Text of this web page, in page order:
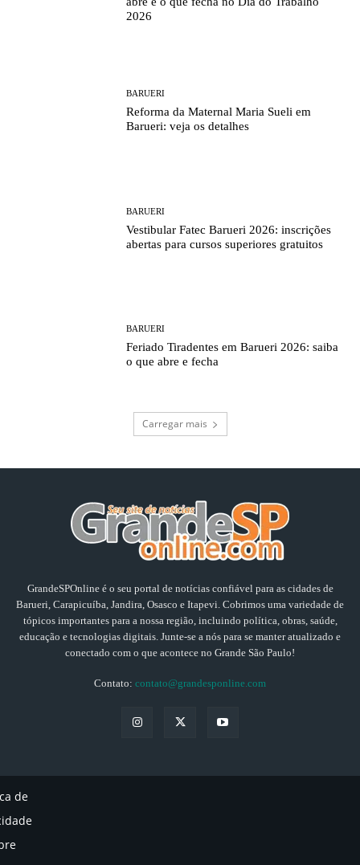
2026
BARUERI
Reforma da Maternal Maria Sueli em
Barueri: veja os detalhes
BARUERI
Vestibular Fatec Barueri 2026: inscrições
abertas para cursos superiores gratuitos
BARUERI
Feriado Tiradentes em Barueri 2026: saiba
o que abre e fecha
Carregar mais
GrandeSPOnline é o seu portal de notícias confiável para as cidades de
Barueri, Carapicuíba, Jandira, Osasco e Itapevi. Cobrimos uma variedade de
tópicos importantes para a nossa região, incluindo política, obras, saúde,
educação e tecnologias digitais. Junte-se a nós para se manter atualizado e
conectado com o que acontece no Grande São Paulo!
Contato: contato@grandesponline.com
de